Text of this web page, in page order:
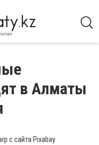
в Алматы
с сайта Pixabay